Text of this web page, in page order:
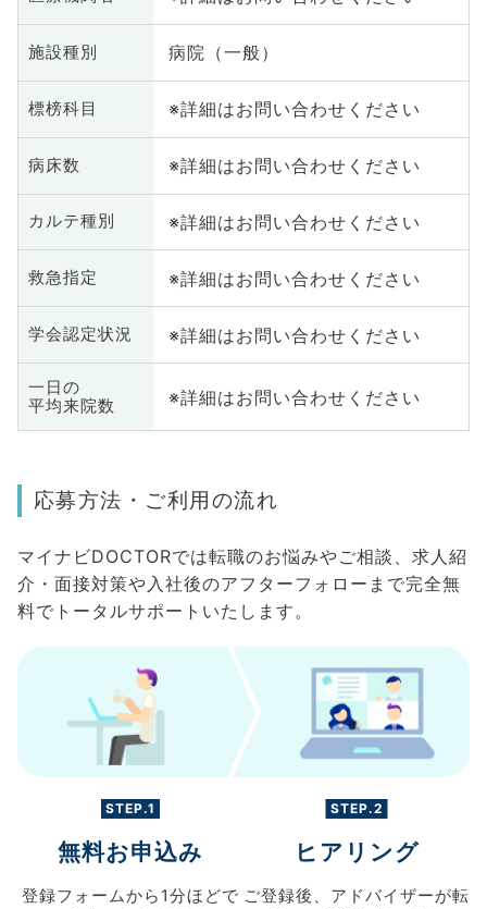
施設種別 病院（一般）
標榜科目 ※詳細はお問い合わせください
病床数 ※詳細はお問い合わせください
カルテ種別 ※詳細はお問い合わせください
救急指定 ※詳細はお問い合わせください
学会認定状況 ※詳細はお問い合わせください
一日の
平均来院数
※詳細はお問い合わせください
応募方法・ご利用の流れ
マイナビDOCTORでは転職のお悩みやご相談、求人紹
介・面接対策や入社後のアフターフォローまで完全無
料でトータルサポートいたします。
STEP.1
無料お申込み
登録フォームから 1分ほどで
STEP.2
ヒアリング
ご登録後、 アドバイザーが転